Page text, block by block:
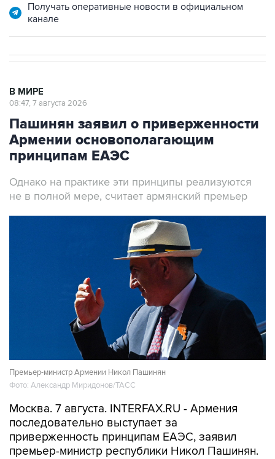
Получать оперативные новости в официальном
канале
В МИРЕ
08:47, 7 августа 2026
Пашинян заявил о приверженности
Армении основополагающим
принципам ЕАЭС
Однако на практике эти принципы реализуются
не в полной мере, считает армянский премьер
Премьер-министр Армении Никол Пашинян
Фото: Александр Миридонов/ТАСС
Москва. 7 августа. INTERFAX.RU - Армения
последовательно выступает за
приверженность принципам ЕАЭС, заявил
премьер-министр республики Никол Пашинян.